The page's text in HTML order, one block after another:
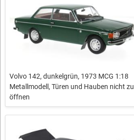
Volvo 142, dunkelgrün, 1973 MCG 1:18
Metallmodell, Türen und Hauben nicht zu
öffnen